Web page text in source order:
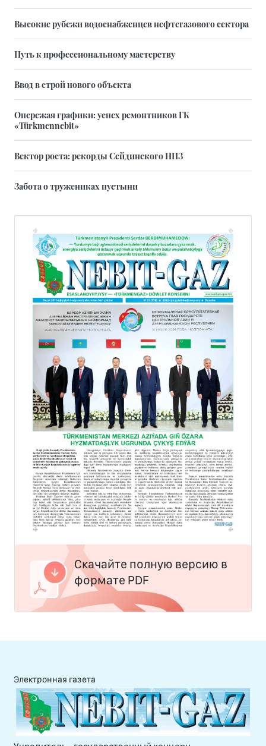
Высокие рубежи водоснабженцев нефтегазового сектора
Путь к профессиональному мастерству
Ввод в строй нового объекта
Опережая графики: успех ремонтников ГК
«Türkmennebit»
Вектор роста: рекорды Сейдинского НПЗ
Забота о тружениках пустыни
Скачайте полную версию в
формате PDF
Электронная газета